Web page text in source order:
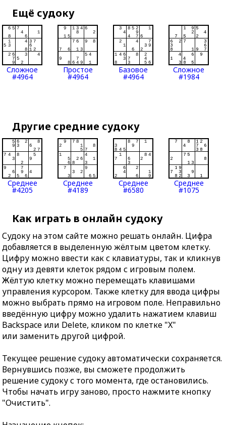
Ещё судоку
Сложное
#4964
Простое
#4964
Базовое
#4964
Сложное
#1984
Другие средние судоку
Среднее
#4205
Среднее
#4189
Среднее
#6580
Среднее
#1075
Как играть в онлайн судоку
Судоку на этом сайте можно решать онлайн. Цифра
добавляется в выделенную жёлтым цветом клетку.
Цифру можно ввести как с клавиатуры, так и кликнув
одну из девяти клеток рядом с игровым полем.
Жёлтую клетку можно перемещать клавишами
управления курсором. Также клетку для ввода цифры
можно выбрать прямо на игровом поле. Неправильно
введённую цифру можно удалить нажатием клавиш
Backspace или Delete, кликом по клетке "X"
или заменить другой цифрой.
Текущее решение судоку автоматически сохраняется.
Вернувшись позже, вы сможете продолжить
решение судоку с того момента, где остановились.
Чтобы начать игру заново, просто нажмите кнопку
"Очистить".